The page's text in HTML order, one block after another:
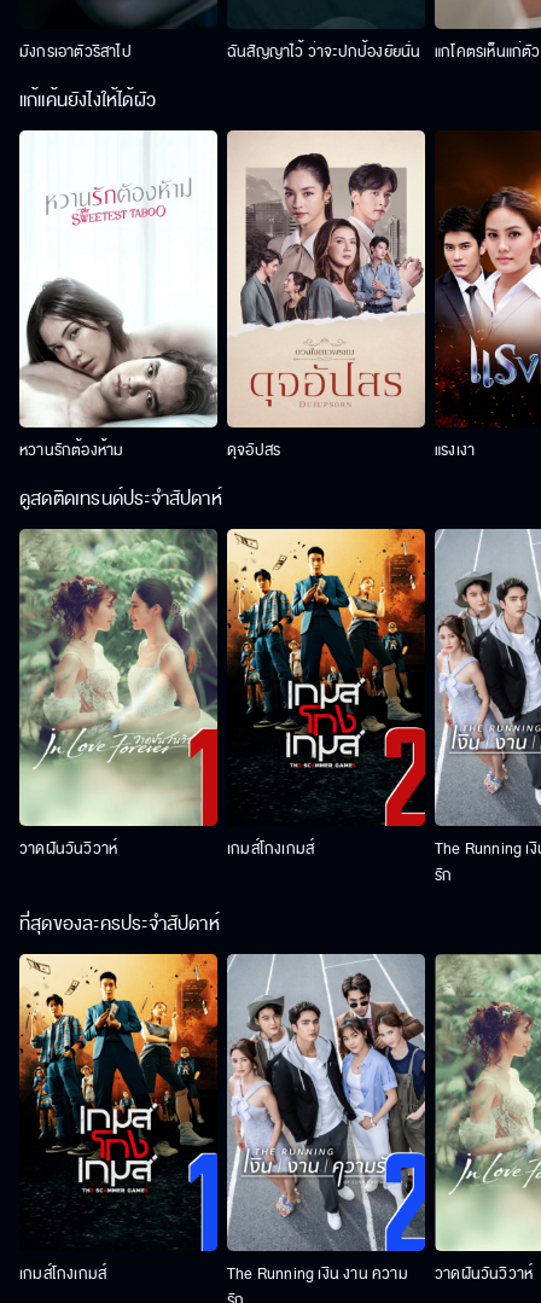
มังกรเอาตัวริสาไป ฉันสัญญาไว้ ว่าจะปกป้องยัยนั่น แกโคตรเห็นแก่ตั
แก้แค้นยังไงให้ได้ผัว
หวานรักต้องห้าม ดุจอัปสร แรงเงา
ดูสดติดเทรนด์ประจำสัปดาห์
วาดฝันวันวิวาห์ เกมส์โกงเกมส์
The Running เ
รัก
ที่สุดของละครประจำสัปดาห์
เกมส์โกงเกมส์
The Running เงิน งาน ความ
วาดฝันวันวิวาห์